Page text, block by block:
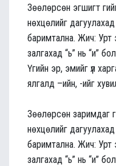
Зөөлөрсөн эгшигт
нөхцөлийг
баримтална. Жич: Урт
залгахад “ь” нь “и”
Үгийн эр, эмийг үл
ялгалд –ийн, -ийг
Зөөлөрсөн заримдаг
нөхцөлийг
баримтална. Жич: Урт
залгахад “ь” нь “и”